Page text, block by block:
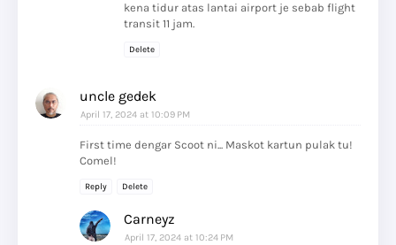
kena tidur atas lantai airport je sebab flight
transit 11 jam.
Delete
uncle gedek
April 17, 2024 at 10:09 PM
First time dengar Scoot ni... Maskot kartun pulak tu!
Comel!
Reply Delete
Carneyz
April 17, 2024 at 10:24 PM